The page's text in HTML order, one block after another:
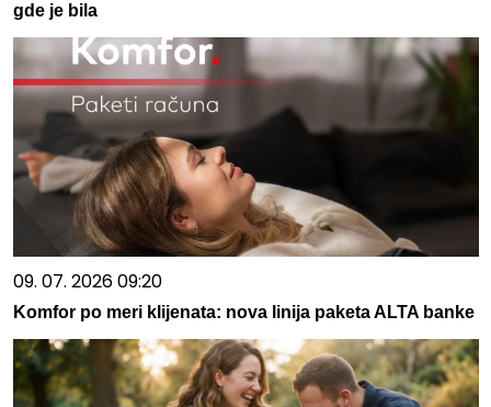
gde je bila
09. 07. 2026 09:20
Komfor po meri klijenata: nova linija paketa ALTA banke